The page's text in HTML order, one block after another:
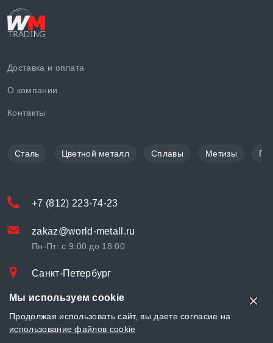
Доставка и оплата
О компании
Контакты
Сталь Цветной металл Сплавы Метизы
+7 (812) 223-74-23
zakaz@world-metall.ru
Пн-Пт: с 9:00 до 18:00
Санкт-Петербург
© «World Metall» 2025, Разработка и комплексное продвижение
"LCAgency"
Мы используем cookie
Продолжая использовать сайт, вы даете согласие на
использование файлов cookie